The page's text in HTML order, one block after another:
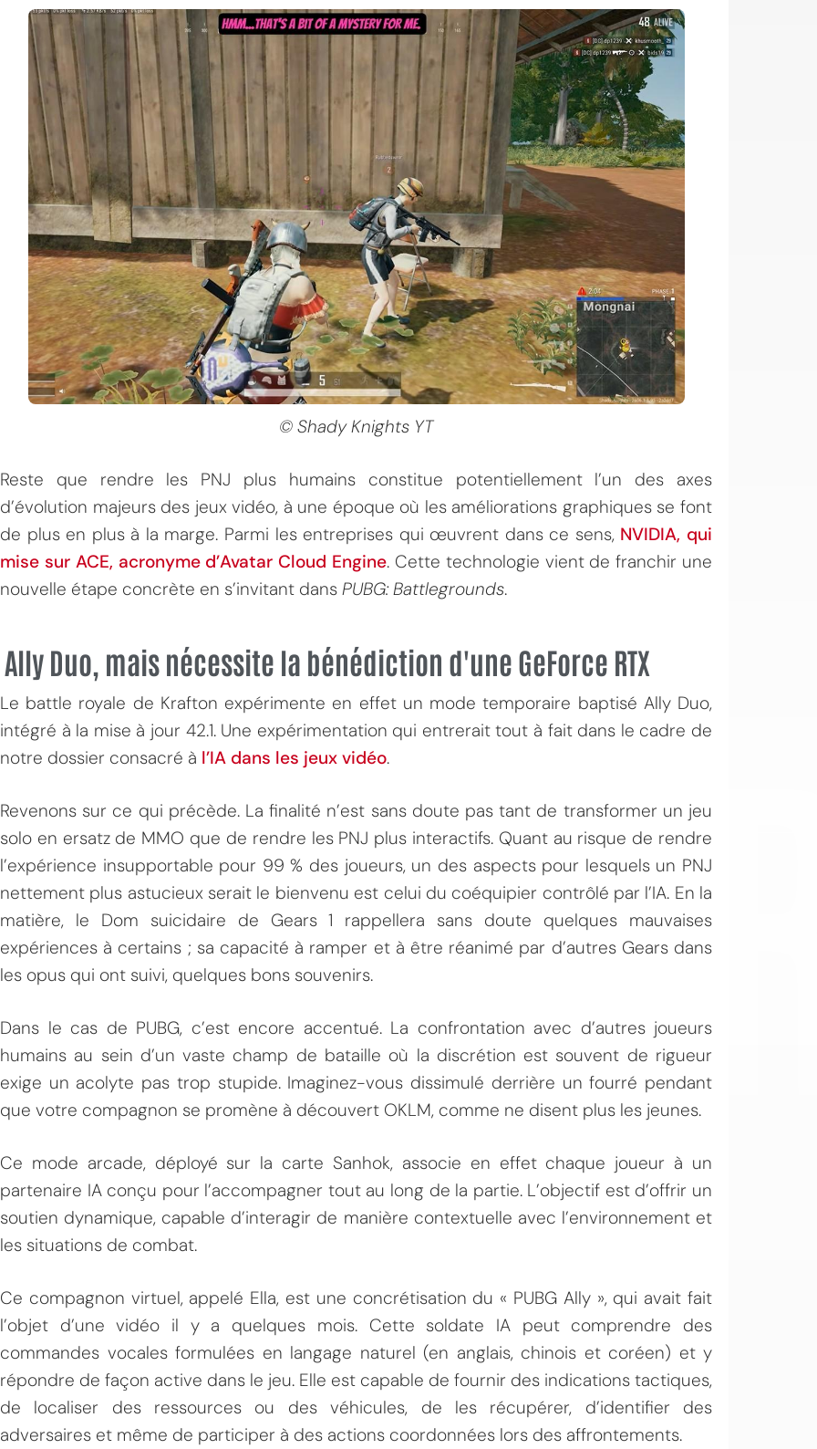
© Shady Knights YT
Reste que rendre les PNJ plus humains constitue potentiellement l’un des axes
d’évolution majeurs des jeux vidéo, à une époque où les améliorations graphiques se font
de plus en plus à la marge. Parmi les entreprises qui œuvrent dans ce sens, NVIDIA, qui
mise sur ACE, acronyme d’Avatar Cloud Engine. Cette technologie vient de franchir une
nouvelle étape concrète en s’invitant dans PUBG: Battlegrounds.
Ally Duo, mais nécessite la bénédiction d'une GeForce RTX
Le battle royale de Krafton expérimente en effet un mode temporaire baptisé Ally Duo,
intégré à la mise à jour 42.1. Une expérimentation qui entrerait tout à fait dans le cadre de
notre dossier consacré à l’IA dans les jeux vidéo.
Revenons sur ce qui précède. La finalité n’est sans doute pas tant de transformer un jeu
solo en ersatz de MMO que de rendre les PNJ plus interactifs. Quant au risque de rendre
l’expérience insupportable pour 99 % des joueurs, un des aspects pour lesquels un PNJ
nettement plus astucieux serait le bienvenu est celui du coéquipier contrôlé par l’IA. En la
matière, le Dom suicidaire de Gears 1 rappellera sans doute quelques mauvaises
expériences à certains ; sa capacité à ramper et à être réanimé par d’autres Gears dans
les opus qui ont suivi, quelques bons souvenirs.
Dans le cas de PUBG, c’est encore accentué. La confrontation avec d’autres joueurs
humains au sein d’un vaste champ de bataille où la discrétion est souvent de rigueur
exige un acolyte pas trop stupide. Imaginez-vous dissimulé derrière un fourré pendant
que votre compagnon se promène à découvert OKLM, comme ne disent plus les jeunes.
Ce mode arcade, déployé sur la carte Sanhok, associe en effet chaque joueur à un
partenaire IA conçu pour l’accompagner tout au long de la partie. L’objectif est d’offrir un
soutien dynamique, capable d’interagir de manière contextuelle avec l’environnement et
les situations de combat.
Ce compagnon virtuel, appelé Ella, est une concrétisation du « PUBG Ally », qui avait fait
l’objet d’une vidéo il y a quelques mois. Cette soldate IA peut comprendre des
commandes vocales formulées en langage naturel (en anglais, chinois et coréen) et y
répondre de façon active dans le jeu. Elle est capable de fournir des indications tactiques,
de localiser des ressources ou des véhicules, de les récupérer, d’identifier des
adversaires et même de participer à des actions coordonnées lors des affrontements.